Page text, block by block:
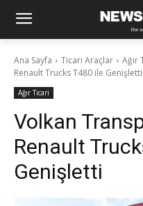
Ana Sayfa Ticari Araçlar Ağır
Renault Trucks T480 ile Genişletti
Ağır Ticari
Volkan
Renault
Genişletti